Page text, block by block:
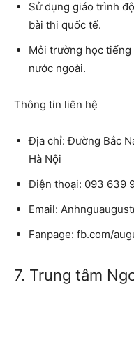
Sử dụng giáo trình
bài thi quốc tế.
Môi trường học tiếng
nước ngoài.
Thông tin liên hệ
Địa chỉ: Đường Bắc
Hà Nội
Điện thoại: 093 639
Email:
Fanpage: fb.com/
7. Trung tâm